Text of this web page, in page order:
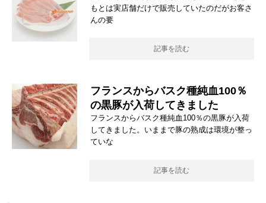
もとは実店舗だけで販売していたのだがお客さ
んの要
記事を読む
フランスからバスク種純血100％
の黒豚が入荷してきました
フランスからバスク種純血100％の黒豚が入荷
してきました。いままで豚の熟成は環境が整っ
ていな
記事を読む